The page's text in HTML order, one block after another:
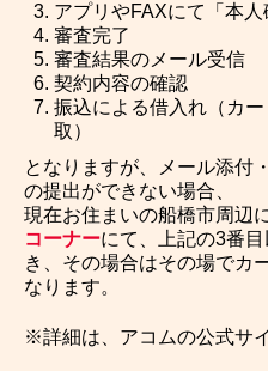
アプリやFAXにて「本
審査完了
審査結果のメール受信
契約内容の確認
振込による借入れ（カ
取）
となりますが、メール添付
の提出ができない場合、
現在お住まいの船橋市周辺
コーナーにて、上記の3番
き、その場合はその場でカ
なります。
※詳細は、アコムの公式サ